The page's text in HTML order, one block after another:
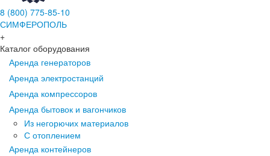
8 (800) 775-85-10
СИМФЕРОПОЛЬ
+
Каталог оборудования
Аренда генераторов
Аренда электростанций
Аренда компрессоров
Аренда бытовок и вагончиков
Из негорючих материалов
С отоплением
Аренда контейнеров